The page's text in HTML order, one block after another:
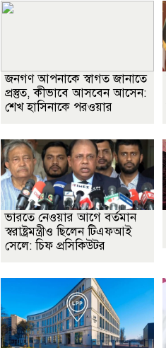
জনগণ আপনাকে স্বাগত জানাতে
প্রস্তুত, কীভাবে আসবেন আসেন:
শেখ হাসিনাকে পরওয়ার
ভারতে নেওয়ার আগে বর্তমান
স্বরাষ্ট্রমন্ত্রীও ছিলেন টিএফআই
সেলে: চিফ প্রসিকিউটর